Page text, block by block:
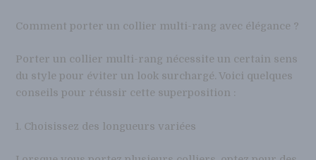
Comment porter un collier multi-rang avec élégance ?
Porter un collier multi-rang nécessite un certain sens
du style pour éviter un look surchargé. Voici quelques
conseils pour réussir cette superposition :
1. Choisissez des longueurs variées